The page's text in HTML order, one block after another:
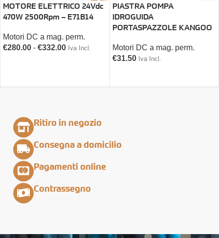
MOTORE ELETTRICO 24Vdc
470W 2500Rpm – E71B14
Motori DC a mag. perm.
€280.00 - €332.00 Iva Incl.
PIASTRA POMPA
IDROGUIDA
PORTASPAZZOLE KANGOO
Motori DC a mag. perm.
€31.50 Iva Incl.
Ritiro in negozio
Consegna a domicilio
Pagamenti online
Contrassegno